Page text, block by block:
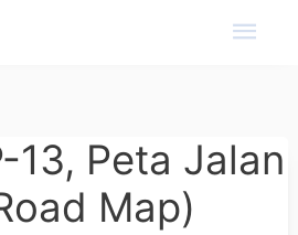
13, Peta Jalan
Map)